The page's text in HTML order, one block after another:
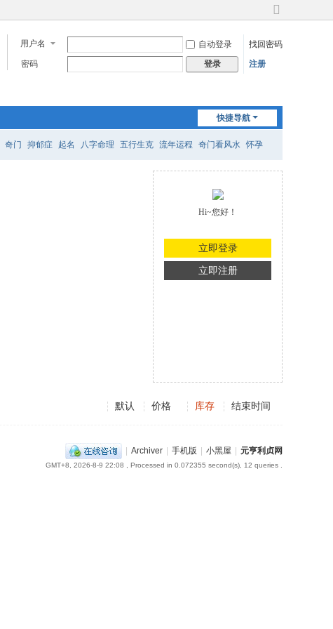
切
到
用户名 自动登录
找回密码
密码
登录 注册
快捷导航
奇门 抑郁症 起名 八字命理 五行生克 流年运程 奇门看风水 怀孕
Hi~您好！
立即登录
立即注册
默认 价格 库存 结束时间
| Archiver | 手机版 | 小黑屋 | 元亨利贞网
GMT+8, 2026-8-9 22:08 , Processed in 0.072355 second(s), 12 queries .